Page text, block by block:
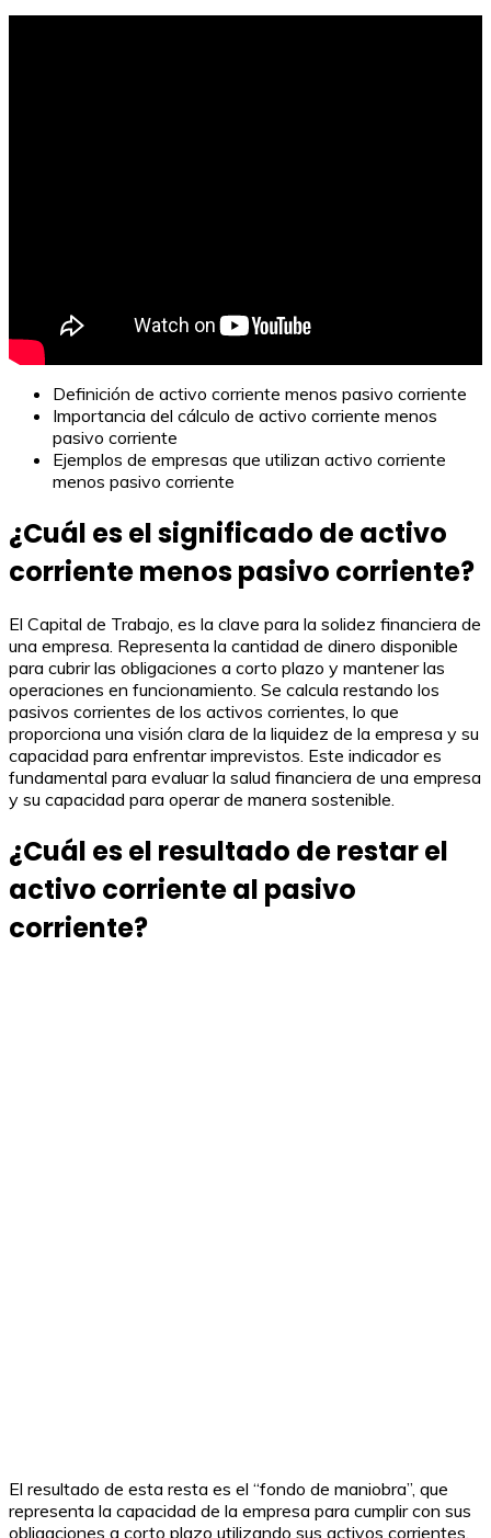
Definición de activo corriente menos pasivo corriente
Importancia del cálculo de activo corriente menos
pasivo corriente
Ejemplos de empresas que utilizan activo corriente
menos pasivo corriente
¿Cuál es el significado de activo
corriente menos pasivo corriente?
El Capital de Trabajo, es la clave para la solidez financiera de
una empresa. Representa la cantidad de dinero disponible
para cubrir las obligaciones a corto plazo y mantener las
operaciones en funcionamiento. Se calcula restando los
pasivos corrientes de los activos corrientes, lo que
proporciona una visión clara de la liquidez de la empresa y su
capacidad para enfrentar imprevistos. Este indicador es
fundamental para evaluar la salud financiera de una empresa
y su capacidad para operar de manera sostenible.
¿Cuál es el resultado de restar el
activo corriente al pasivo
corriente?
El resultado de esta resta es el “fondo de maniobra”, que
representa la capacidad de la empresa para cumplir con sus
obligaciones a corto plazo utilizando sus activos corrientes.